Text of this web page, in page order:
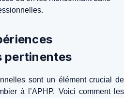
pertinentes
sont un élément crucial de
à l’APHP. Voici comment les